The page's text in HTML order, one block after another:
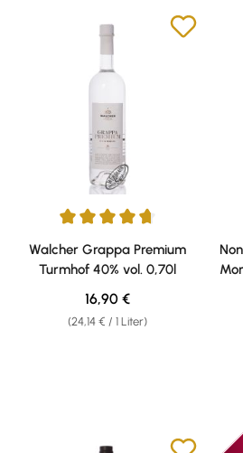
Durchschnittliche Bewertung von
Walcher Grappa Premium
Turmhof 40% vol. 0,70l
(24,14 € / 1 Liter)
Regulärer Preis:
16,90 €